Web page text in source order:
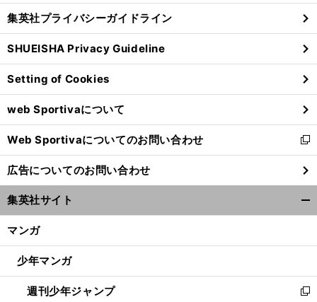
る
し
い
ウ
ィ
ン
ド
ウ
で
開
く
集英社プライバシーガイドライン
SHUEISHA Privacy Guideline
Setting of Cookies
web Sportivaについて
Web Sportivaについてのお問い合わせ
新
し
い
ウ
ィ
ン
ウ
開
く
広告についてのお問い合わせ
集英社サイト
マンガ
少年マンガ
週刊少年ジャンプ
新